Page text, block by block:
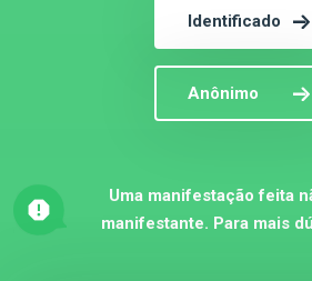
Identificado
Anônimo
Uma manifestação feita
manifestante. Para mais